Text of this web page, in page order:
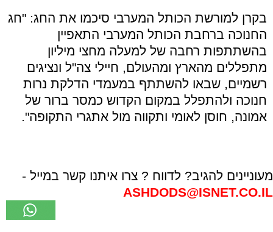
בקרן למורשת הכותל המערבי סיכמו את החג: "חג
החנוכה ברחבת הכותל המערבי התאפיין
בהשתתפות רחבה של למעלה מחצי מיליון
מתפללים מהארץ ומהעולם, חיילי צה"ל ונציגים
רשמיים, שבאו להשתתף במעמדי הדלקת נרות
חנוכה ולהתפלל במקום הקדוש כמסר ברור של
אמונה, חוסן לאומי ותקווה מול אתגרי התקופה".
מעוניינים להגיב? לדווח ? צרו איתנו קשר במייל -
ASHDODS@ISNET.CO.IL